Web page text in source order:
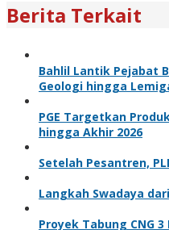
Berita Terkait
Bahlil Lantik Pejabat
Geologi hingga
PGE Targetkan
hingga Akhir 2026
Setelah Pesantren,
Langkah Swadaya
Proyek Tabung CNG